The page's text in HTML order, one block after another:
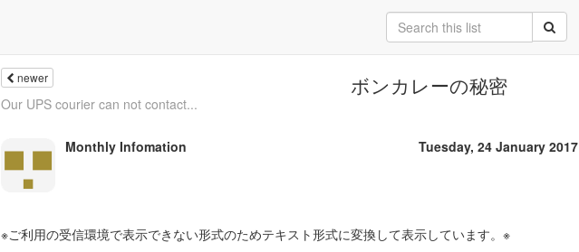
newer ボンカレーの秘密
Our UPS courier can not contact...
Monthly Infomation Tuesday, 24 January 2017
※ご利用の受信環境で表示できない形式のためテキスト形式に変換して表示しています。※